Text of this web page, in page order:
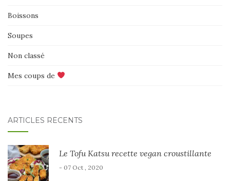
Boissons
Soupes
Non classé
Mes coups de
ARTICLES RÉCENTS
Le Tofu Katsu recette vegan croustillante
- 07 Oct , 2020